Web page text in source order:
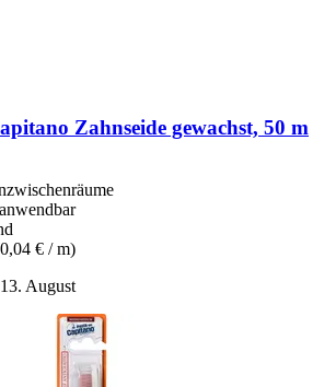
Zahnseide gewachst, 50 m
€ / m)
August